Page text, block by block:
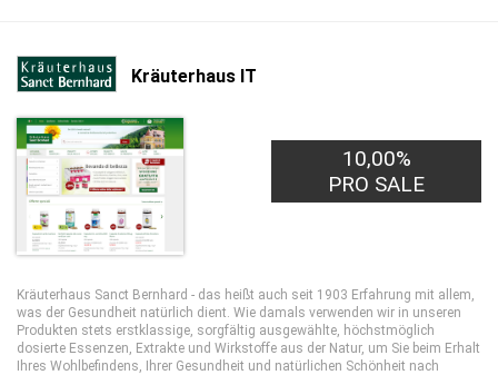
Kräuterhaus IT
10,00%
PRO SALE
Kräuterhaus Sanct Bernhard - das heißt auch seit 1903 Erfahrung mit allem,
was der Gesundheit natürlich dient. Wie damals verwenden wir in unseren
Produkten stets erstklassige, sorgfältig ausgewählte, höchstmöglich
dosierte Essenzen, Extrakte und Wirkstoffe aus der Natur, um Sie beim Erhalt
Ihres Wohlbefindens, Ihrer Gesundheit und natürlichen Schönheit nach